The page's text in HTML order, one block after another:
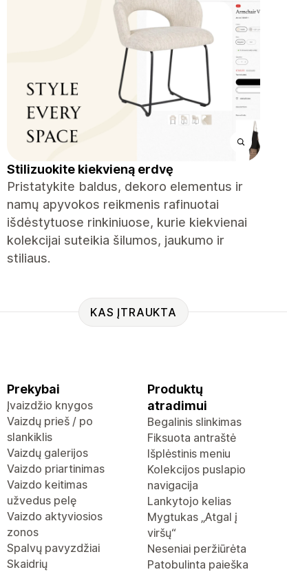
Stilizuokite kiekvieną erdvę
Pristatykite baldus, dekoro elementus ir
namų apyvokos reikmenis rafinuotai
išdėstytuose rinkiniuose, kurie kiekvienai
kolekcijai suteikia šilumos, jaukumo ir
stiliaus.
KAS ĮTRAUKTA
Prekybai
Įvaizdžio knygos
Vaizdų prieš / po
slankiklis
Vaizdų galerijos
Vaizdo priartinimas
Vaizdo keitimas
užvedus pelę
Vaizdo aktyviosios
zonos
Spalvų pavyzdžiai
Skaidrių
Produktų
atradimui
Begalinis slinkimas
Fiksuota antraštė
Išplėstinis meniu
Kolekcijos puslapio
navigacija
Lankytojo kelias
Mygtukas „Atgal į
viršų“
Neseniai peržiūrėta
Patobulinta paieška